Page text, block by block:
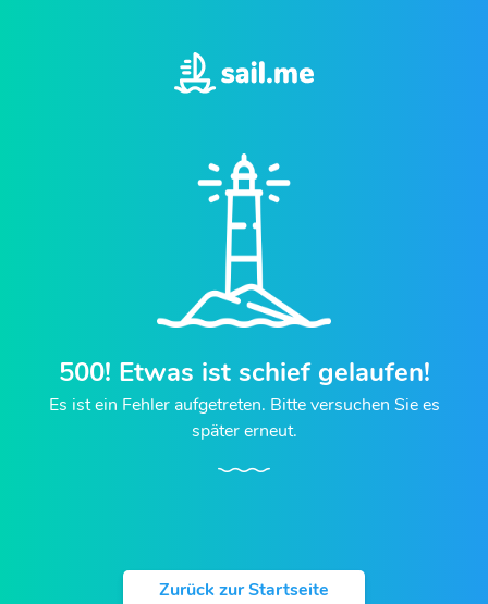
500! Etwas ist schief gelaufen!
Es ist ein Fehler aufgetreten. Bitte versuchen Sie es
später erneut.
Zurück zur Startseite